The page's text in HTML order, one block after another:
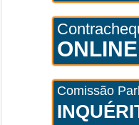
ONLINE
Comissão